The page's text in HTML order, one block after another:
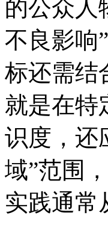
的公众人
不良影响
标还需结
就是在特
识度，还
域”范围
实践通常